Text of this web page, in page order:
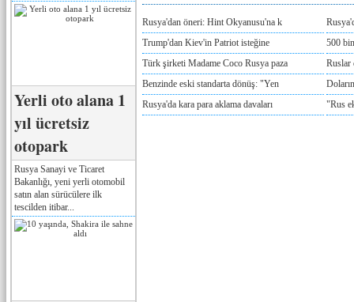
Yerli oto alana 1
yıl ücretsiz
otopark
Rusya Sanayi ve Ticaret
Bakanlığı, yeni yerli otomobil
satın alan sürücülere ilk
tescilden itibar...
Rusya'dan öneri: Hint Okyanusu'na k
Trump'dan Kiev'in Patriot isteğine
500
Türk şirketi Madame Coco Rusya paza
Ruslar
Benzinde eski standarta dönüş: "Yen
Rusya'da kara para aklama davaları
"Rus